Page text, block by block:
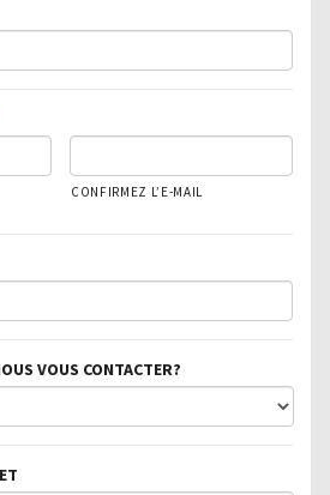
CONFIRMEZ L’E-MAIL
VOUS CONTACTER?